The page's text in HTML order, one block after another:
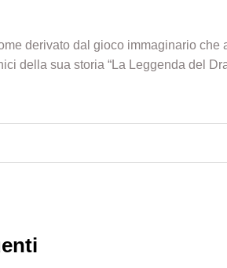
derivato dal gioco immaginario che
della sua storia “La Leggenda del